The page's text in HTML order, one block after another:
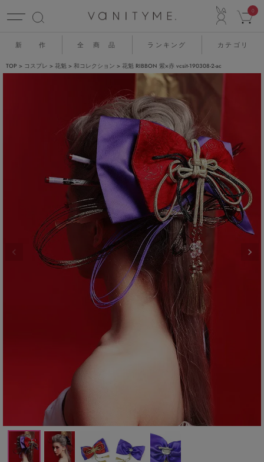
0
新 作 全 商 品 ランキング カテゴリ
TOP コスプレ 花魁 和コレクション 花魁 RIBBON 紫×赤 vcsit-190308-2-ac